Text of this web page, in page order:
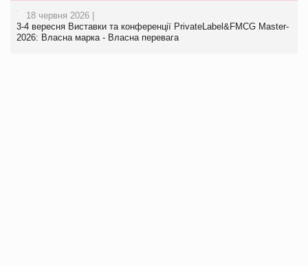
18 червня 2026 |
3-4 вересня Виставки та конференції PrivateLabel&FMCG Master-
2026: Власна марка - Власна перевага